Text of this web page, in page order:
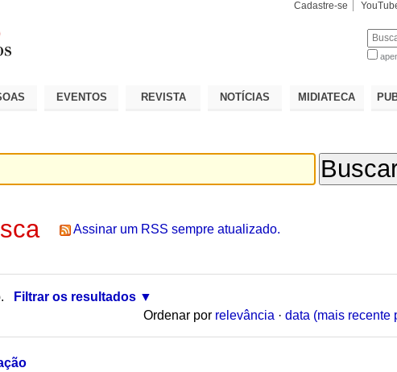
Cadastre-se
EVENTOS REVISTA NOTÍCIAS MIDIATECA
Assinar um RSS sempre atualizado.
Filtrar os resultados
Ordenar por relevância · data (mais recente